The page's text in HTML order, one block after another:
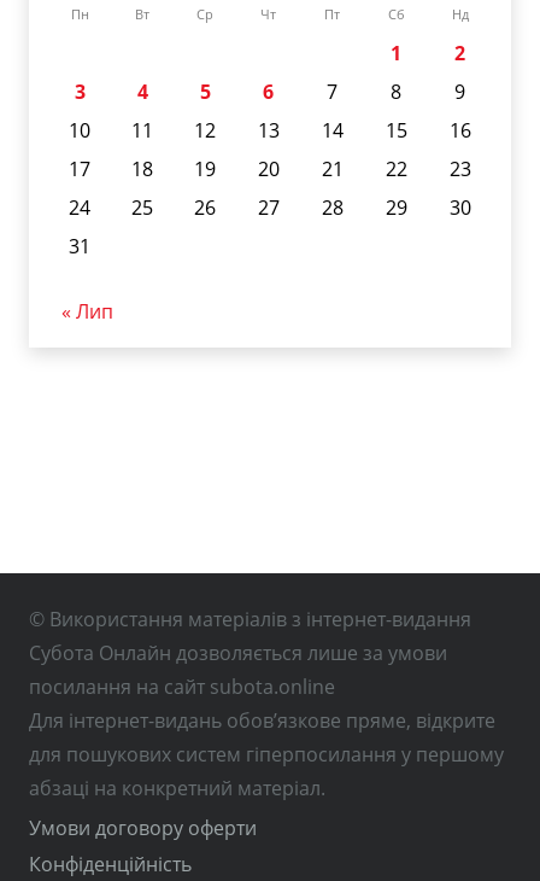
Пн Вт Ср Чт Пт Сб Нд
1
2
3
4 5 6 7 8
9
10
11 12 13 14 15
16
17
18 19 20 21 22
23
24
25 26 27 28 29
30
31
« Лип
© Використання матеріалів з інтернет-видання
Субота Онлайн дозволяється лише за умови
посилання на сайт subota.online
Для інтернет-видань обов’язкове пряме, відкрите
для пошукових систем гіперпосилання у першому
абзаці на конкретний матеріал.
Умови договору оферти
Конфіденційність